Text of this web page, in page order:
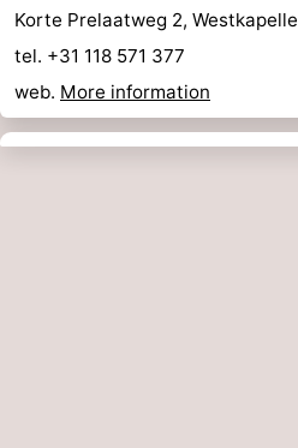
Korte Prelaatweg 2, Westkapelle
tel. +31 118 571 377
web. More information